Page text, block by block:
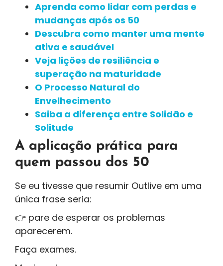
Aprenda como lidar com perdas e
mudanças após os 50
Descubra como manter uma mente
ativa e saudável
Veja lições de resiliência e
superação na maturidade
O Processo Natural do
Envelhecimento
Saiba a diferença entre Solidão e
Solitude
A aplicação prática para
quem passou dos 50
Se eu tivesse que resumir Outlive em uma
única frase seria:
👉 pare de esperar os problemas
aparecerem.
Faça exames.